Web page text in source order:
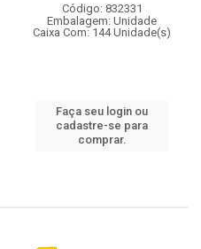
Código: 832331
Embalagem: Unidade
Caixa Com: 144 Unidade(s)
Faça seu login ou
cadastre-se para
comprar.